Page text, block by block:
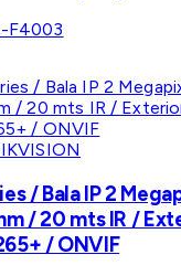
F4003
/ Bala IP 2
/ 20 mts IR /
/ ONVIF